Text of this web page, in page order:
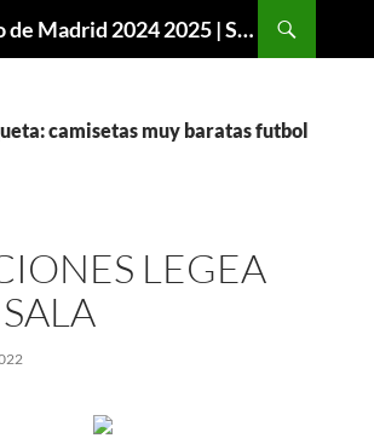
Chandal Atletico de Madrid 2024 2025 | SuperVigo
camisetas muy baratas futbol
LEGEA